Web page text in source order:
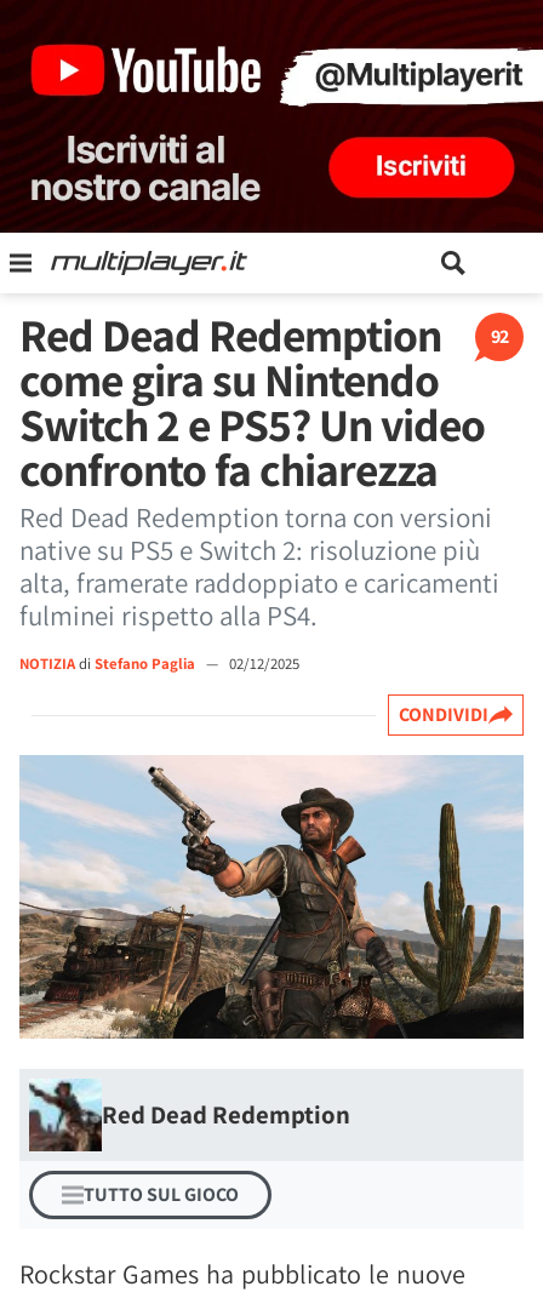
92
Red Dead Redemption
come gira su Nintendo
Switch 2 e PS5? Un video
confronto fa chiarezza
Red Dead Redemption torna con versioni
native su PS5 e Switch 2: risoluzione più
alta, framerate raddoppiato e caricamenti
fulminei rispetto alla PS4.
NOTIZIAdi Stefano Paglia — 02/12/2025
CONDIVIDI
Red Dead Redemption
TUTTO SUL GIOCO
Rockstar Games ha pubblicato le nuove